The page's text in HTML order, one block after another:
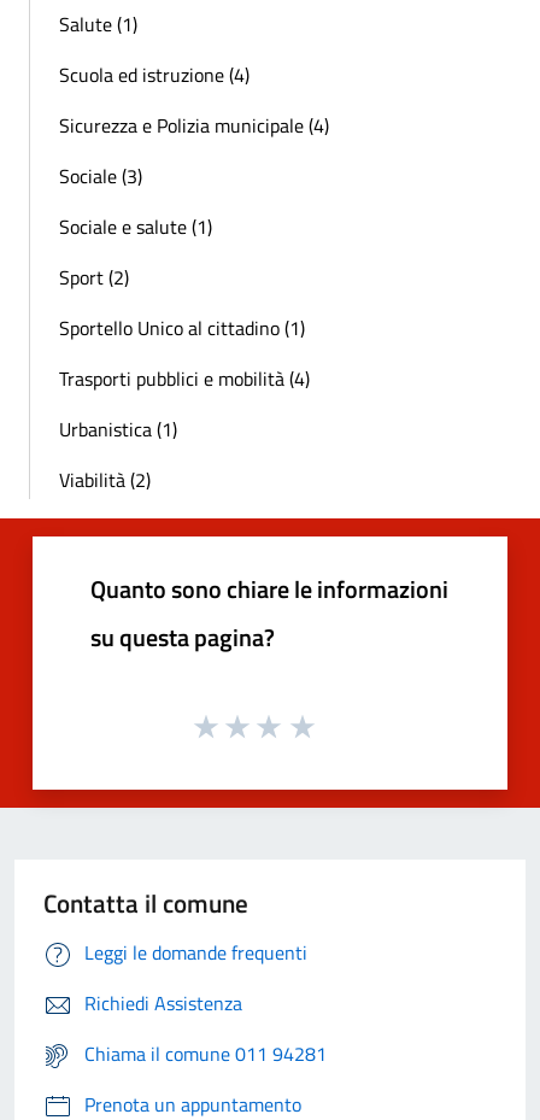
Salute (1)
Scuola ed istruzione (4)
Sicurezza e Polizia municipale (4)
Sociale (3)
Sociale e salute (1)
Sport (2)
Sportello Unico al cittadino (1)
Trasporti pubblici e mobilità (4)
Urbanistica (1)
Viabilità (2)
Quanto sono chiare le informazioni
su questa pagina?
Contatta il comune
Leggi le domande frequenti
Richiedi Assistenza
Chiama il comune 011 94281
Prenota un appuntamento